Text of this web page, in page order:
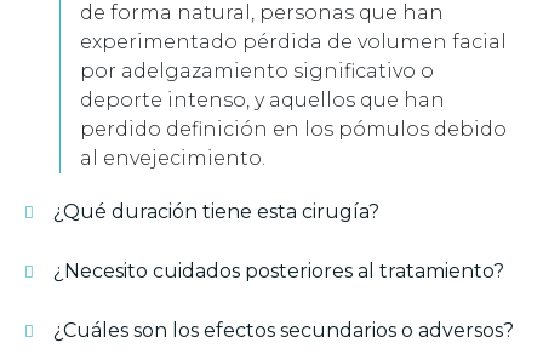
de forma natural, personas que han
experimentado pérdida de volumen facial
por adelgazamiento significativo o
deporte intenso, y aquellos que han
perdido definición en los pómulos debido
al envejecimiento.
¿Qué duración tiene esta cirugía?
¿Necesito cuidados posteriores al tratamiento?
¿Cuáles son los efectos secundarios o adversos?